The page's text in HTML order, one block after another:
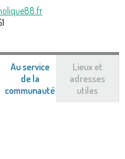
Au service
de la
communauté (onglet
Lieux et
adresses
utiles